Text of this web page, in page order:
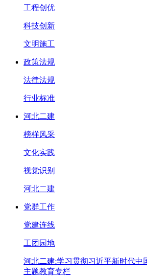
工程创优
科技创新
文明施工
政策法规
法律法规
行业标准
河北二建
榜样风采
文化实践
视觉识别
河北二建
党群工作
党建连线
工团园地
河北二建:学习贯彻习近平新时代中
主题教育专栏